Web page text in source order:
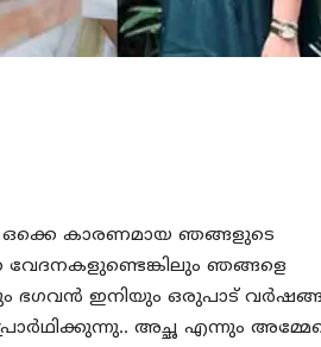
ഒക്കെ കാരണമായ ഞങ്ങളുടെ
വേദനകളുണ്ടെങ്കിലും ഞങ്ങളെ
ഭഗവന്‍ ഇനിയും ഒരുപാട്
അച്ഛ എന്നും